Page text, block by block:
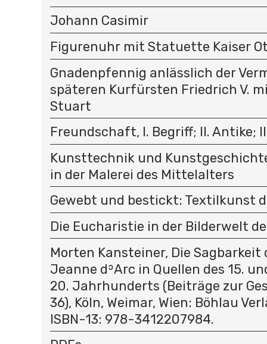
Johann Casimir
Figurenuhr mit Statuette Kaiser
Gnadenpfennig anlässlich der
späteren Kurfürsten Friedrich V.
Stuart
Freundschaft, I. Begriff; II. Antike;
Kunsttechnik und
in der Malerei des Mittelalters
Gewebt und bestickt: Textilkunst
Die Eucharistie in der Bilderwelt
Morten Kansteiner, Die Sagbarkeit
Jeanne dʾArc in Quellen des 15.
20. Jahrhunderts (Beiträge zur
36), Köln, Weimar, Wien: Böhlau
ISBN-13: 978-3412207984.